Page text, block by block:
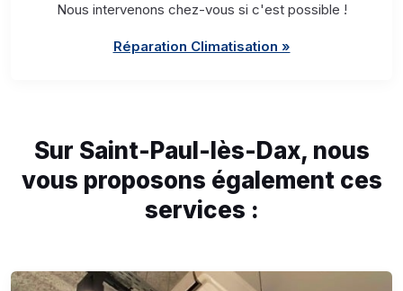
Nous intervenons chez-vous si c'est possible !
Réparation Climatisation »
Sur Saint-Paul-lès-Dax, nous
vous proposons également ces
services :